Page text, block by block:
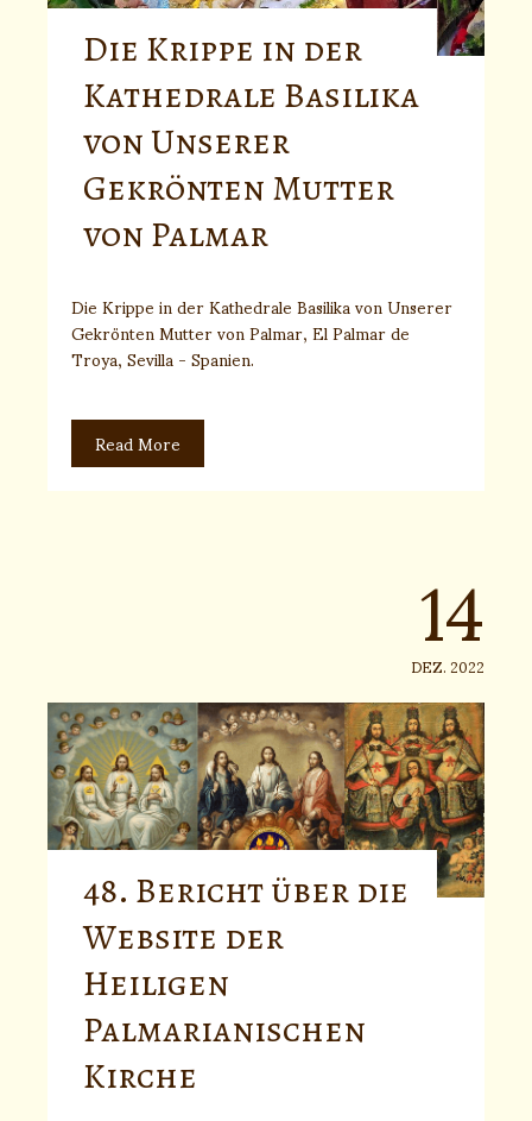
Die Krippe in der
Kathedrale Basilika
von Unserer
Gekrönten Mutter
von Palmar
Die Krippe in der Kathedrale Basilika von Unserer
Gekrönten Mutter von Palmar, El Palmar de
Troya, Sevilla - Spanien.
Read More
14
DEZ. 2022
48. Bericht über die
Website der
Heiligen
Palmarianischen
Kirche